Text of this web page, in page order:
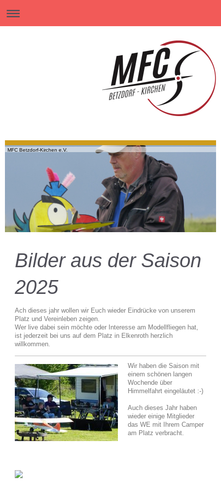
MFC Betzdorf-Kirchen e.V.
Bilder aus der Saison
2025
Ach dieses jahr wollen wir Euch wieder Eindrücke von unserem
Platz und Vereinleben zeigen.
Wer live dabei sein möchte oder Interesse am Modellfliegen hat,
ist jederzeit bei uns auf dem Platz in Elkenroth herzlich
willkommen.
Wir haben die Saison mit
einem schönen langen
Wochende über
Himmelfahrt eingeläutet :-)
Auch dieses Jahr haben
wieder einige Mitglieder
das WE mit Ihrem Camper
am Platz verbracht.